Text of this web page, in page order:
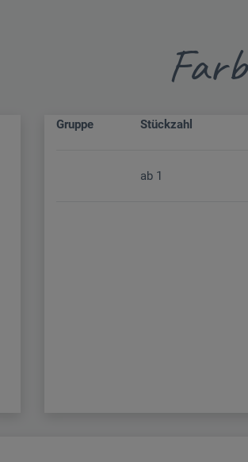
Gruppe Stückzahl
ab 1